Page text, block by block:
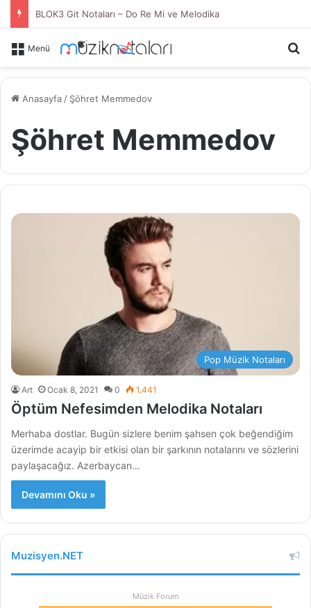
BLOK3 Git Notaları – Do Re Mi ve Melodika
Menü
Anasayfa / Şöhret Memmedov
Şöhret Memmedov
Pop Müzik Notaları
Art Ocak 8, 2021 0 1.441
Öptüm Nefesimden Melodika Notaları
Merhaba dostlar. Bugün sizlere benim şahsen çok beğendiğim
üzerimde acayip bir etkisi olan bir şarkının notalarını ve sözlerini
paylaşacağız. Azerbaycan…
Devamını Oku »
Muzisyen.NET
Müzik Forum